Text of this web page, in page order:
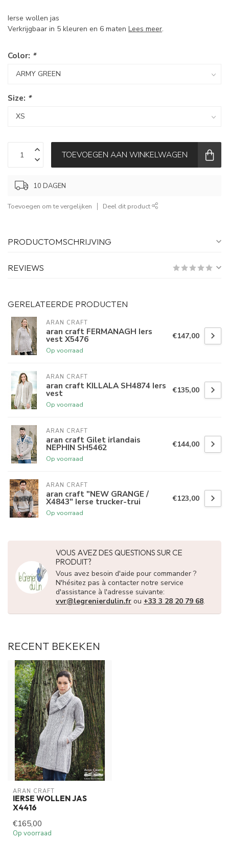
Ierse wollen jas
Verkrijgbaar in 5 kleuren en 6 maten Lees meer.
Color: *
Size: *
TOEVOEGEN AAN WINKELWAGEN
10 DAGEN
Toevoegen om te vergelijken Deel dit product
PRODUCTOMSCHRIJVING
REVIEWS
GERELATEERDE PRODUCTEN
ARAN CRAFT
aran craft FERMANAGH Iers
vest X5476
Op voorraad
€147,00
ARAN CRAFT
aran craft KILLALA SH4874 Iers
vest
Op voorraad
€135,00
ARAN CRAFT
aran craft Gilet irlandais
NEPHIN SH5462
Op voorraad
€144,00
ARAN CRAFT
aran craft "NEW GRANGE /
X4843" Ierse trucker-trui
Op voorraad
€123,00
VOUS AVEZ DES QUESTIONS SUR CE
PRODUIT?
Vous avez besoin d'aide pour commander ?
N'hésitez pas à contacter notre service
d'assistance à l'adresse suivante:
vvr@legrenierdulin.fr ou +33 3 28 20 79 68.
RECENT BEKEKEN
ARAN CRAFT
IERSE WOLLEN JAS
X4416
€165,00
Op voorraad